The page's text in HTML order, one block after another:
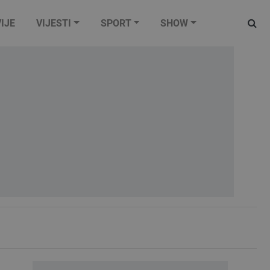
VIJESTI SPORT SHOW